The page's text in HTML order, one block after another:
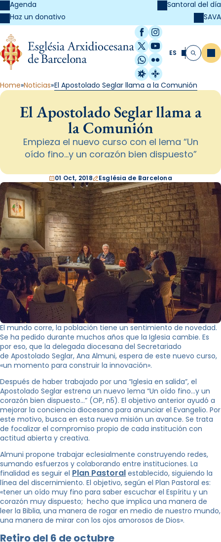
Agenda
Haz un donativo
Santoral del día
SAVA
Facebook
Instagram
X / Twitter
YouTube
WhatsApp
Flickr
Radio Estel
Catalunya
ES Buscar
Home Noticias El Apostolado Seglar llama a la Comunión
El Apostolado Seglar llama a
la Comunión
Empieza el nuevo curso con el lema “Un
oído fino...y un corazón bien dispuesto”
01 Oct, 2018 Església de Barcelona
El mundo corre, la población tiene un sentimiento de novedad.
Se ha pedido durante muchos años que la Iglesia cambie. Es
por eso, que la delegada diocesana del Secretariado
de Apostolado Seglar, Ana Almuni, espera de este nuevo curso,
«un momento para construir la innovación».
Después de haber trabajado por una “Iglesia en salida”, el
Apostolado Seglar estrena un nuevo lema “Un oído fino…y un
corazón bien dispuesto…” (OP, n5). El objetivo anterior ayudó a
mejorar la conciencia diocesana para anunciar el Evangelio. Por
este motivo, busca en esta nueva misión un avance. Se trata
de focalizar el compromiso propio de cada institución con
actitud abierta y creativa.
Almuni propone trabajar eclesialmente construyendo redes,
sumando esfuerzos y colaborando entre instituciones. La
finalidad es seguir el Plan Pastoral establecido, siguiendo la
línea del discernimiento. El objetivo, según el Plan Pastoral es:
«tener un oído muy fino para saber escuchar el Espíritu y un
corazón muy dispuesto; hecho que implica una manera de
leer la Biblia, una manera de rogar en medio de nuestro mundo,
una manera de mirar con los ojos amorosos de Dios».
Retiro del 6 de octubre